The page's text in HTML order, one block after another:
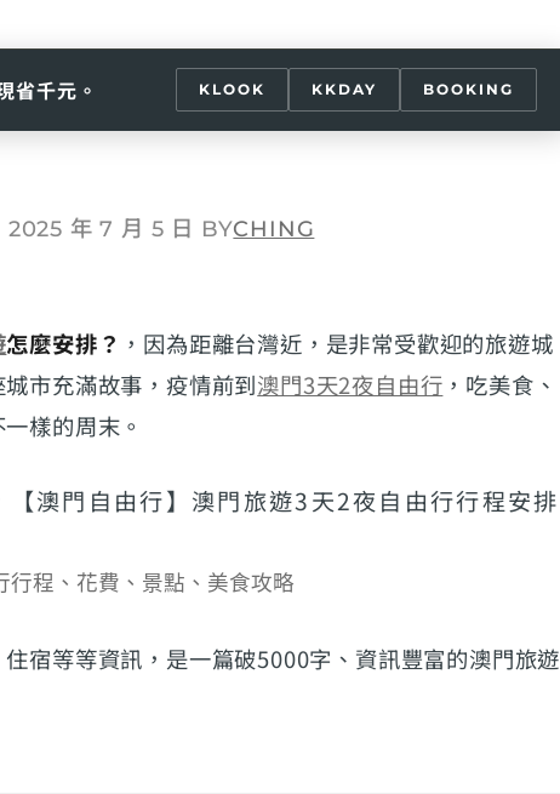
省千元。 KLOOK KKDAY BOOKING
年 7 月 5 日 BYCHING
怎麼安排？ ，因為距離台灣近，是非常受歡迎的旅遊城
市充滿故事，疫情前到澳門3天2夜自由行 ，吃美食、
樣的周末。
程、花費、景點、美食攻略
住宿等等資訊，是一篇破5000字、資訊豐富的澳門旅遊